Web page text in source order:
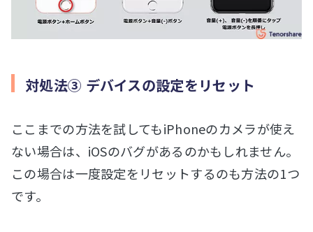
対処法③ デバイスの設定をリセット
ここまでの方法を試してもiPhoneのカメラが使え
ない場合は、iOSのバグがあるのかもしれません。
この場合は一度設定をリセットするのも方法の1つ
です。